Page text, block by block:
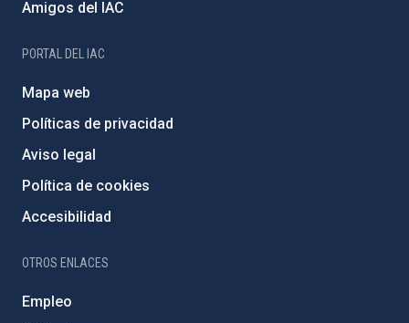
Amigos del IAC
PORTAL DEL IAC
Mapa web
Políticas de privacidad
Aviso legal
Política de cookies
Accesibilidad
OTROS ENLACES
Empleo